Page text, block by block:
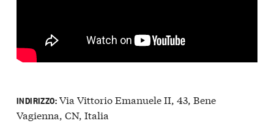
INDIRIZZO:Via Vittorio Emanuele II, 43, Bene
Vagienna, CN, Italia